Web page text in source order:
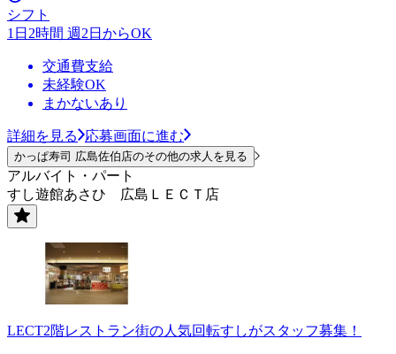
シフト
1日2時間 週2日からOK
交通費支給
未経験OK
まかないあり
詳細を見る 応募画面に進む
かっぱ寿司 広島佐伯店のその他の求人を見る
アルバイト・パート
すし遊館あさひ 広島ＬＥＣＴ店
LECT2階レストラン街の人気回転すしがスタッフ募集！